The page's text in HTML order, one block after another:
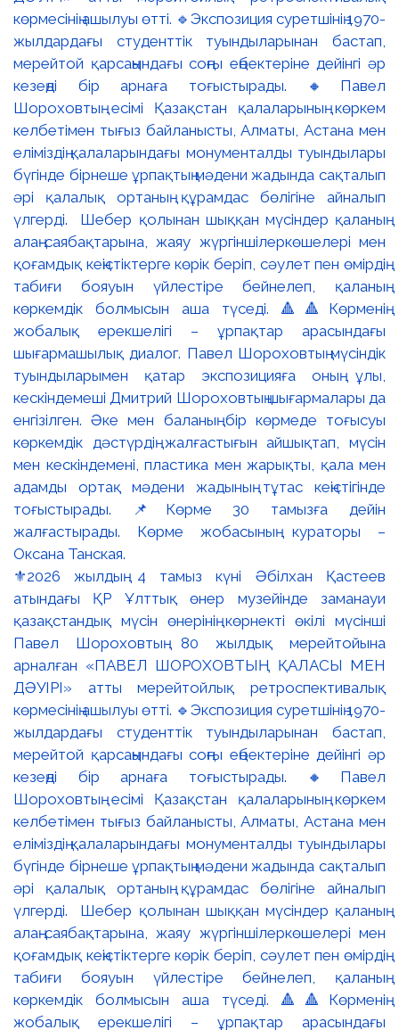
⚜️2026 жылдың 4 тамыз күні Әбілхан Қастеев
атындағы ҚР Ұлттық өнер музейінде заманауи
қазақстандық мүсін өнерінің көрнекті өкілі мүсінші
Павел Шороховтың 80 жылдық мерейтойына
арналған «ПАВЕЛ ШОРОХОВТЫҢ ҚАЛАСЫ МЕН
ДӘУІРІ» атты мерейтойлық ретроспективалық
көрмесінің ашылуы өтті. 🔹Экспозиция суретшінің 1970-
жылдардағы студенттік туындыларынан бастап,
мерейтой қарсаңындағы соңғы еңбектеріне дейінгі әр
кезеңді бір арнаға тоғыстырады. 🔸Павел
Шороховтың есімі Қазақстан қалаларының көркем
келбетімен тығыз байланысты, Алматы, Астана мен
еліміздің қалаларындағы монументалды туындылары
бүгінде бірнеше ұрпақтың мәдени жадында сақталып
әрі қалалық ортаның құрамдас бөлігіне айналып
үлгерді. Шебер қолынан шыққан мүсіндер қаланың
алаң-саябақтарына, жаяу жүргіншілеркөшелері мен
қоғамдық кеңістіктерге көрік беріп, сәулет пен өмірдің
табиғи бояуын үйлестіре бейнелеп, қаланың
көркемдік болмысын аша түседі. 🔺🔺Көрменің
жобалық ерекшелігі – ұрпақтар арасындағы